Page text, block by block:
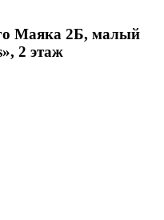
Маяка 2Б, малый
2 этаж